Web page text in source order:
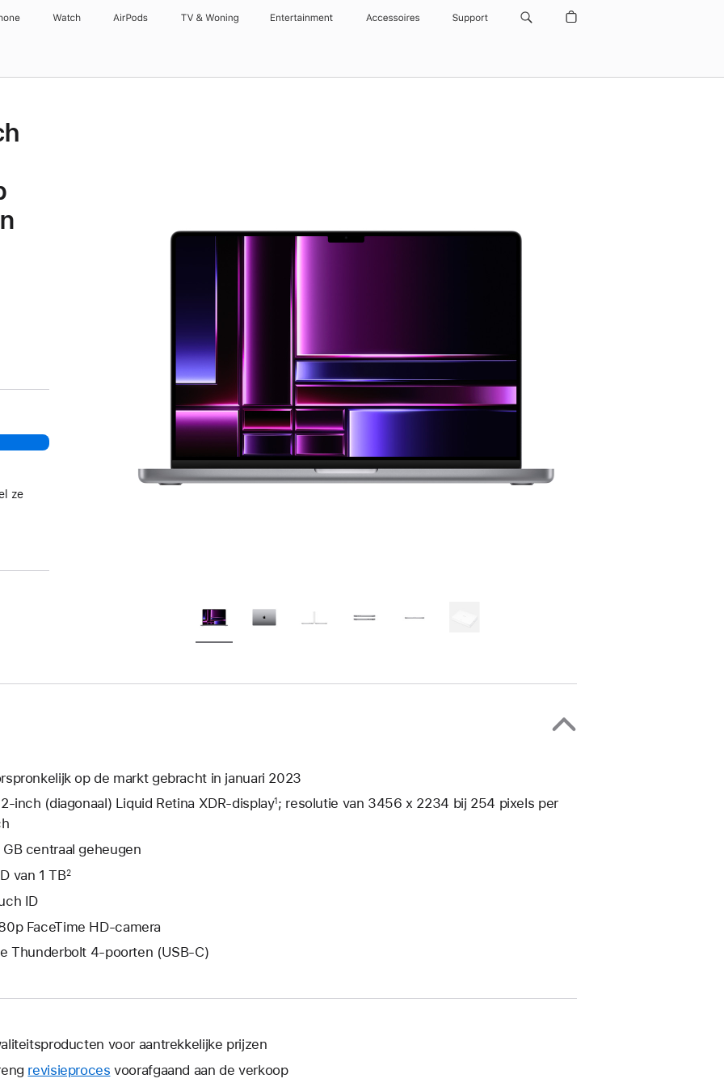
Watch AirPods TV & Woning Entertainment Accessoires Support
ze
op de markt gebracht in januari 2023
(diagonaal) Liquid Retina XDR-display1 ; resolutie van 3456 x 2234 bij 254 pixels per
centraal geheugen
van 1 TB2
ID
FaceTime HD-camera
Thunderbolt 4-poorten (USB‑C)
voor aantrekkelijke prijzen
revisieproces voorafgaand aan de verkoop